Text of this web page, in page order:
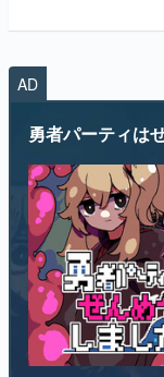
AD
勇者パーティは